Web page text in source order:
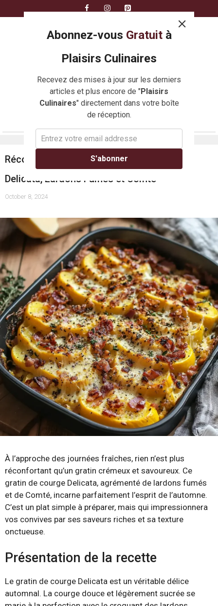
to
Réconfort d’Automne : Gratin de Courge
Delicata, Lardons Fumés et Comté
October 8, 2024
À l’approche des journées fraîches, rien n’est plus
réconfortant qu’un gratin crémeux et savoureux. Ce
gratin de courge Delicata, agrémenté de lardons fumés
et de Comté, incarne parfaitement l’esprit de l’automne.
C’est un plat simple à préparer, mais qui impressionnera
vos convives par ses saveurs riches et sa texture
onctueuse.
Présentation de la recette
Le gratin de courge Delicata est un véritable délice
automnal. La courge douce et légèrement sucrée se
Abonnez-vous Gratuit à
Plaisirs Culinaires
Recevez des mises à jour sur les derniers
articles et plus encore de "Plaisirs
Culinaires" directement dans votre boîte
de réception.
S'abonner